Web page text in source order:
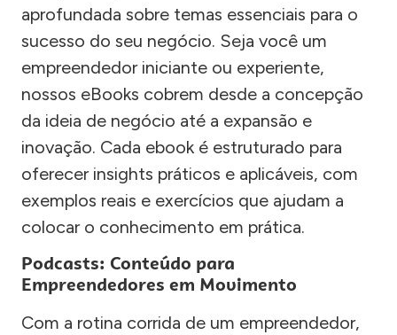
aprofundada sobre temas essenciais para o
sucesso do seu negócio. Seja você um
empreendedor iniciante ou experiente,
nossos eBooks cobrem desde a concepção
da ideia de negócio até a expansão e
inovação. Cada ebook é estruturado para
oferecer insights práticos e aplicáveis, com
exemplos reais e exercícios que ajudam a
colocar o conhecimento em prática.
Podcasts: Conteúdo para
Empreendedores em Movimento
Com a rotina corrida de um empreendedor,